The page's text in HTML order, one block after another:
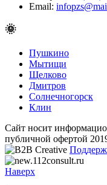
Email:
🌞
Пушкино
Мытищи
Щелково
Дмитров
Солнечногорск
Клин
Сайт носит
публичной офертой
Наверх